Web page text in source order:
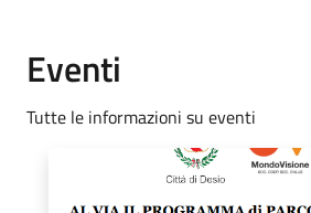
Eventi
Tutte le informazioni su eventi